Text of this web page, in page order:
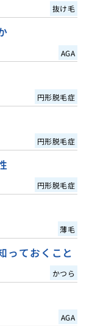
抜け毛
AGA
円形脱毛症
円形脱毛症
円形脱毛症
薄毛
っておくこと
かつら
AGA